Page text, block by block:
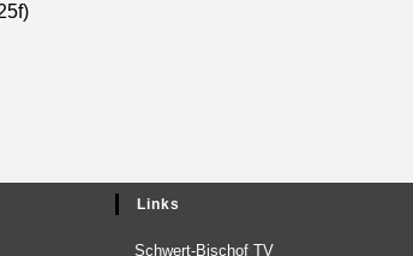
Links
Schw­ert-Bischof TV